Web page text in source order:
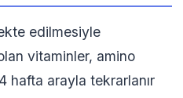
edilmesiyle
vitaminler, amino
hafta arayla tekrarlanır